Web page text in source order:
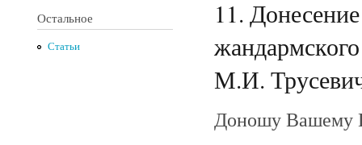
Остальное
Статьи
11.
М.И.
Доношу Вашему